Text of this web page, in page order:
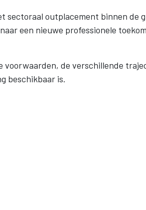
outplacement binnen de
een nieuwe professionele
voorwaarden, de verschillende
beschikbaar is.